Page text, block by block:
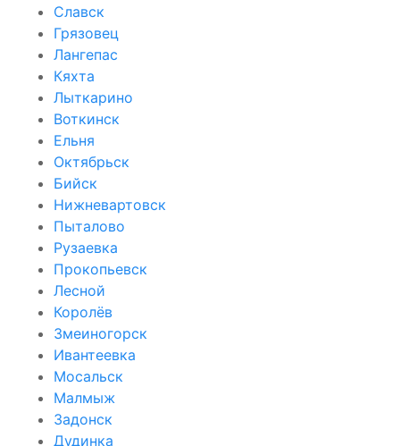
Славск
Грязовец
Лангепас
Кяхта
Лыткарино
Воткинск
Ельня
Октябрьск
Бийск
Нижневартовск
Пыталово
Рузаевка
Прокопьевск
Лесной
Королёв
Змеиногорск
Ивантеевка
Мосальск
Малмыж
Задонск
Дудинка